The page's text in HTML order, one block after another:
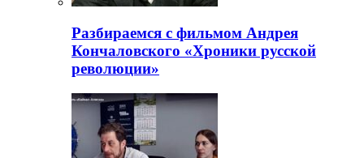
Разбираемся с фильмом Андрея
Кончаловского «Хроники русской
революции»